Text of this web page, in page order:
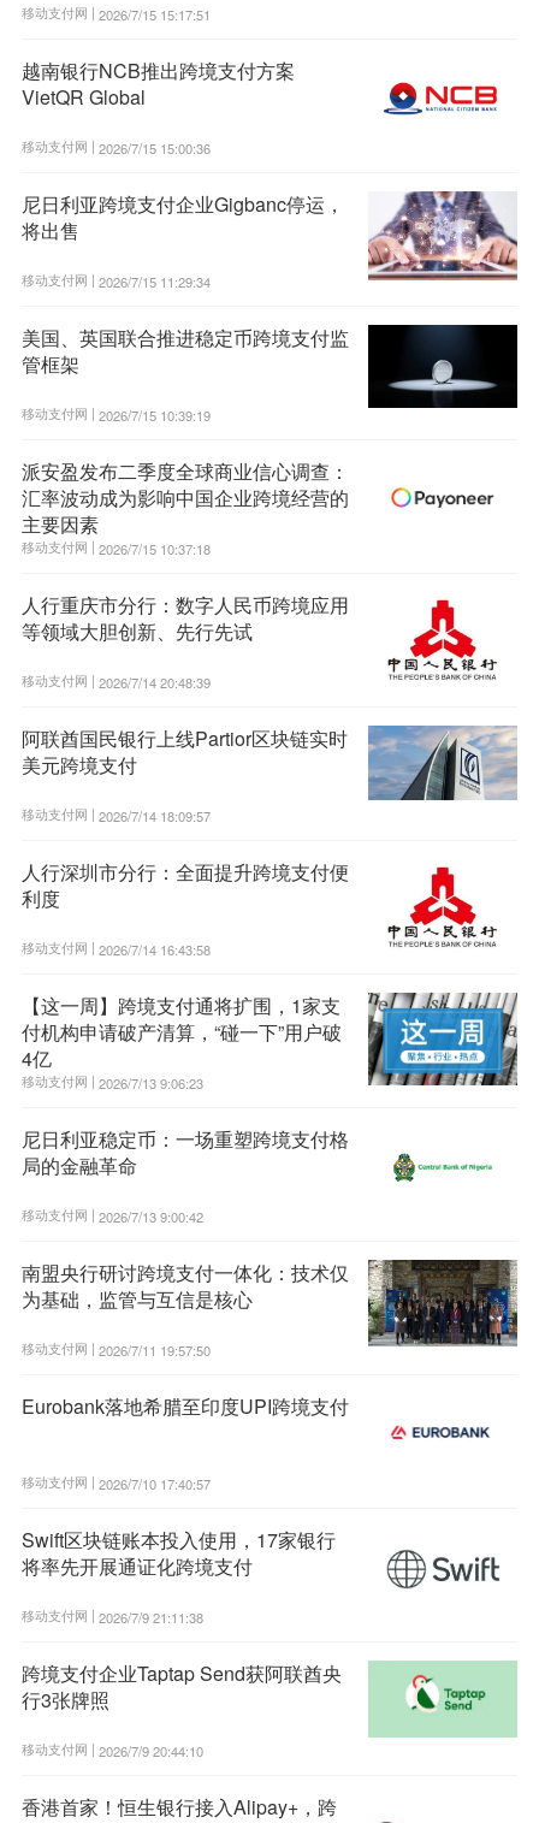
移动支付网 | 2026/7/15 15:17:51
越南银行NCB推出跨境支付方案
VietQR Global
移动支付网 | 2026/7/15 15:00:36
尼日利亚跨境支付企业Gigbanc停运，
将出售
移动支付网 | 2026/7/15 11:29:34
美国、英国联合推进稳定币跨境支付监
管框架
移动支付网 | 2026/7/15 10:39:19
派安盈发布二季度全球商业信心调查：
汇率波动成为影响中国企业跨境经营的
主要因素
移动支付网 | 2026/7/15 10:37:18
人行重庆市分行：数字人民币跨境应用
等领域大胆创新、先行先试
移动支付网 | 2026/7/14 20:48:39
阿联酋国民银行上线Partior区块链实时
美元跨境支付
移动支付网 | 2026/7/14 18:09:57
人行深圳市分行：全面提升跨境支付便
利度
移动支付网 | 2026/7/14 16:43:58
【这一周】跨境支付通将扩围，1家支
付机构申请破产清算，“碰一下”用户破
4亿
移动支付网 | 2026/7/13 9:06:23
尼日利亚稳定币：一场重塑跨境支付格
局的金融革命
移动支付网 | 2026/7/13 9:00:42
南盟央行研讨跨境支付一体化：技术仅
为基础，监管与互信是核心
移动支付网 | 2026/7/11 19:57:50
Eurobank落地希腊至印度UPI跨境支付
移动支付网 | 2026/7/10 17:40:57
Swift区块链账本投入使用，17家银行
将率先开展通证化跨境支付
移动支付网 | 2026/7/9 21:11:38
跨境支付企业Taptap Send获阿联酋央
行3张牌照
移动支付网 | 2026/7/9 20:44:10
香港首家！恒生银行接入Alipay+，跨